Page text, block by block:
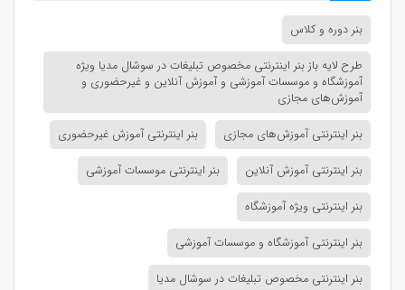
بنر دوره و کلاس
طرح لایه باز بنر اینترنتی مخصوص تبلیغات در سوشال مدیا ویژه
آموزشگاه و موسسات آموزشی و آموزش آنلاین و غیرحضوری و
آموزش‌های مجازی
بنر اینترنتی آموزش‌های مجازی
بنر اینترنتی آموزش غیرحضوری
بنر اینترنتی آموزش آنلاین
بنر اینترنتی موسسات آموزشی
بنر اینترنتی ویژه آموزشگاه
بنر اینترنتی آموزشگاه و موسسات آموزشی
بنر اینترنتی مخصوص تبلیغات در سوشال مدیا